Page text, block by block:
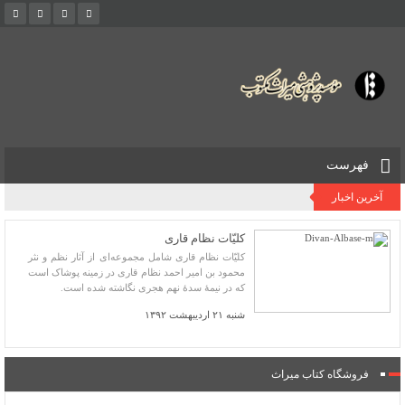
فهرست
آخرین اخبار
کلیّات نظام قاری
کلیّات نظام قاری شامل مجموعه‌ای از آثار نظم و نثر
محمود بن امیر احمد نظام قاری در زمینه پوشاک است
که در نیمهٔ سدهٔ نهم هجری نگاشته شده است.
شنبه ۲۱ اردیبهشت ۱۳۹۲
فروشگاه کتاب میراث